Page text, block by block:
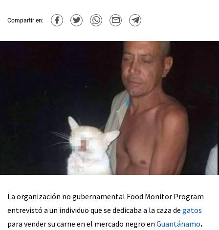
Compartir en:
La organización no gubernamental Food Monitor Program
entrevistó a un individuo que se dedicaba a la caza de gatos
para vender su carne en el mercado negro en Guantánamo.